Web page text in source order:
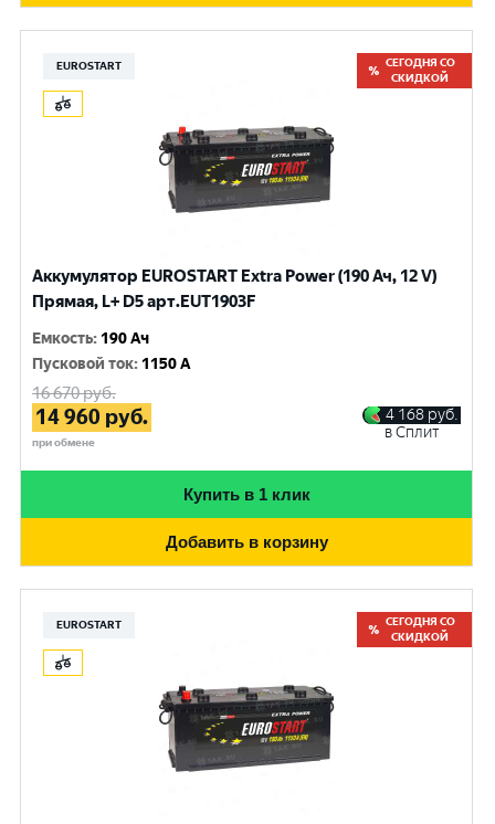
EUROSTART
СЕГОДНЯ СО
СКИДКОЙ
Аккумулятор EUROSTART Extra Power (190 Ач, 12 V)
Прямая, L+ D5 арт.EUT1903F
Емкость: 190 Ач
Пусковой ток: 1150 A
16 670руб.
14 960 руб.
при обмене
4 168 руб.
в Сплит
Купить в 1 клик
Добавить в корзину
EUROSTART
СЕГОДНЯ СО
СКИДКОЙ